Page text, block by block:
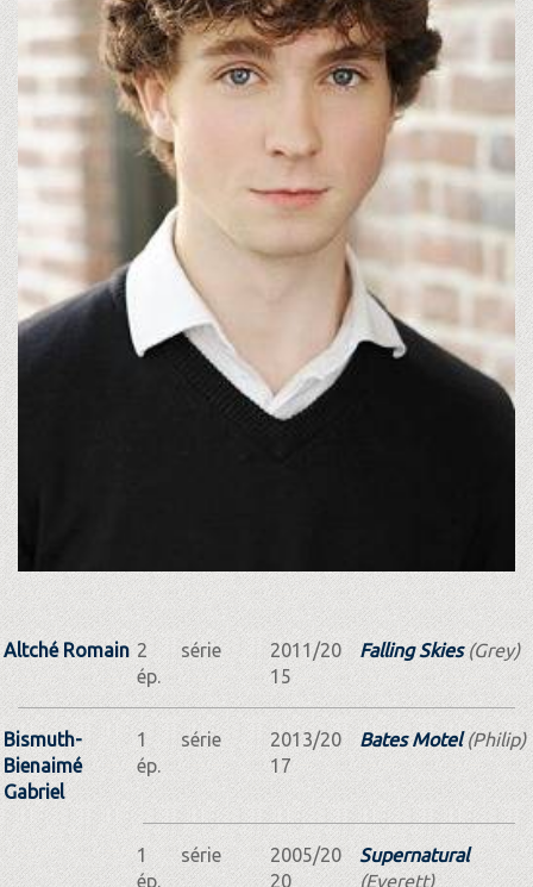
Altché Romain 2
ép.
série
2011/20
15
Falling Skies(Grey)
Bismuth-
Bienaimé
Gabriel
1
ép.
série
2013/20
17
Bates Motel(Philip)
1
ép.
série
2005/20
20
Supernatural
(Everett)